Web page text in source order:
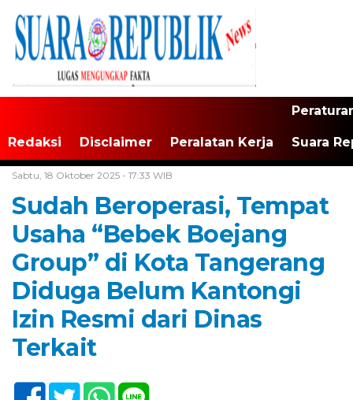
Redaksi Disclaimer Peralatan Kerja Suara
Sabtu, 18 Oktober 2025 - 17:33 WIB
Sudah Beroperasi, Tempat
Usaha “Bebek Boejang
Group” di Kota Tangerang
Diduga Belum Kantongi
Izin Resmi dari Dinas
Terkait